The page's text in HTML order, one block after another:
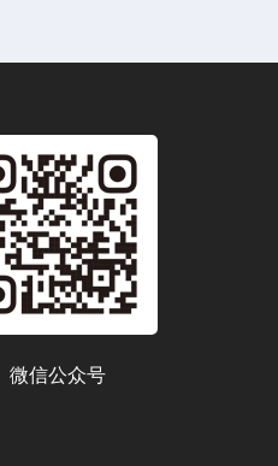
微信公众号